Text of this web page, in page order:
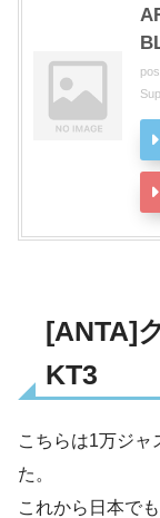
[ANTA]
KT3
こちらは1万ジャ
た。
これから日本で